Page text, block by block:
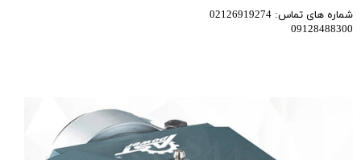
شماره های تماس: 02126919274
09128488300